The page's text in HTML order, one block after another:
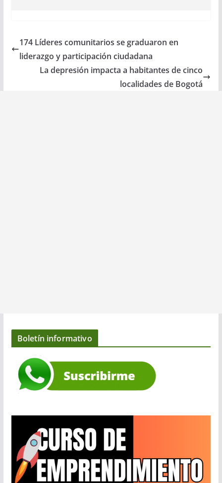
174 Líderes comunitarios se graduaron en
liderazgo y participación ciudadana
La depresión impacta a habitantes de cinco
localidades de Bogotá
Boletín informativo